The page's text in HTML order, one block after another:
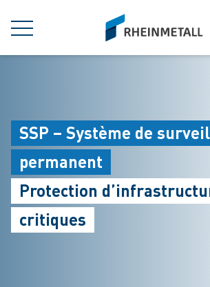
MENU
siteLogo
SSP – Système de
permanent
Protection
critiques